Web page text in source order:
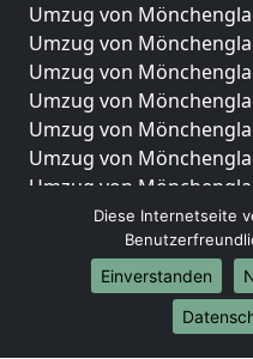
Umzug von
Umzug von
Umzug von
Umzug von
Umzug von
Umzug von
Umzug von
Umzug von
Umzug von
Internationale-
Umzug von
Diese Internetseite
Einverstanden